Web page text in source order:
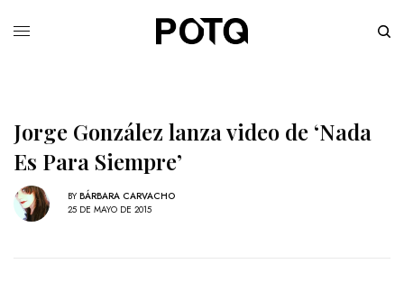
Jorge González lanza video de ‘Nada
Es Para Siempre’
BY BÁRBARA CARVACHO
25 DE MAYO DE 2015